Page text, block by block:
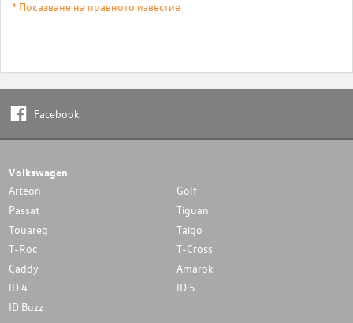
* Показване на правното известие
Facebook
Volkswagen
Arteon
Golf
Passat
Tiguan
Touareg
Taigo
T-Roc
T-Cross
Caddy
Amarok
ID.4
ID.5
ID.Buzz